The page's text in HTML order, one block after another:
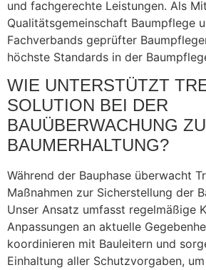
und fachgerechte Leistungen. Als
Qualitätsgemeinschaft Baumpflege
Fachverbands geprüfter
höchste Standards in der
WIE UNTERSTÜTZT
SOLUTION BEI DER
BAUÜBERWACHUNG
BAUMERHALTUNG?
Während der Bauphase überwacht
Maßnahmen zur Sicherstellung der
Unser Ansatz umfasst regelmäßige
Anpassungen an aktuelle
koordinieren mit Bauleitern und
Einhaltung aller Schutzvorgaben,